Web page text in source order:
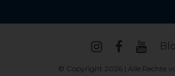
© Copyright 2026 | Alle Rechte